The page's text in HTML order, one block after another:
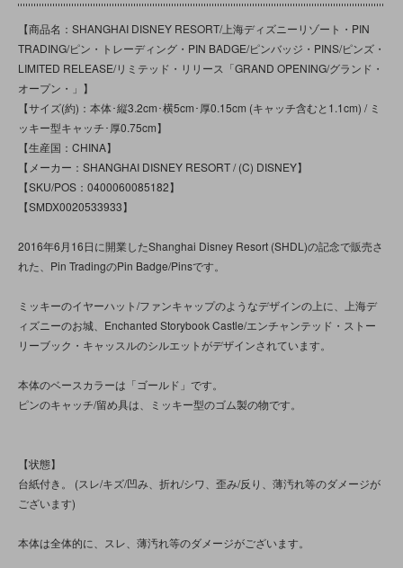
【商品名：SHANGHAI DISNEY RESORT/上海ディズニーリゾート・PIN
TRADING/ピン・トレーディング・PIN BADGE/ピンバッジ・PINS/ピンズ・
LIMITED RELEASE/リミテッド・リリース「GRAND OPENING/グランド・
オープン・」】
【サイズ(約)：本体･縦3.2cm･横5cm･厚0.15cm (キャッチ含むと1.1cm) / ミ
ッキー型キャッチ･厚0.75cm】
【生産国：CHINA】
【メーカー：SHANGHAI DISNEY RESORT / (C) DISNEY】
【SKU/POS：0400060085182】
【SMDX0020533933】
2016年6月16日に開業したShanghai Disney Resort (SHDL)の記念で販売さ
れた、Pin TradingのPin Badge/Pinsです。
ミッキーのイヤーハット/ファンキャップのようなデザインの上に、上海デ
ィズニーのお城、Enchanted Storybook Castle/エンチャンテッド・ストー
リーブック・キャッスルのシルエットがデザインされています。
本体のベースカラーは「ゴールド」です。
ピンのキャッチ/留め具は、ミッキー型のゴム製の物です。
【状態】
台紙付き。 (スレ/キズ/凹み、折れ/シワ、歪み/反り、薄汚れ等のダメージが
ございます)
本体は全体的に、スレ、薄汚れ等のダメージがございます。